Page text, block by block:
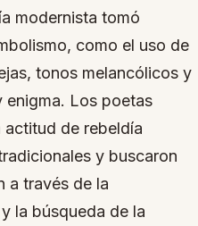
modernista tomó
como el uso de
tonos melancólicos y
enigma. Los poetas
de rebeldía
y buscaron
a través de la
la búsqueda de la